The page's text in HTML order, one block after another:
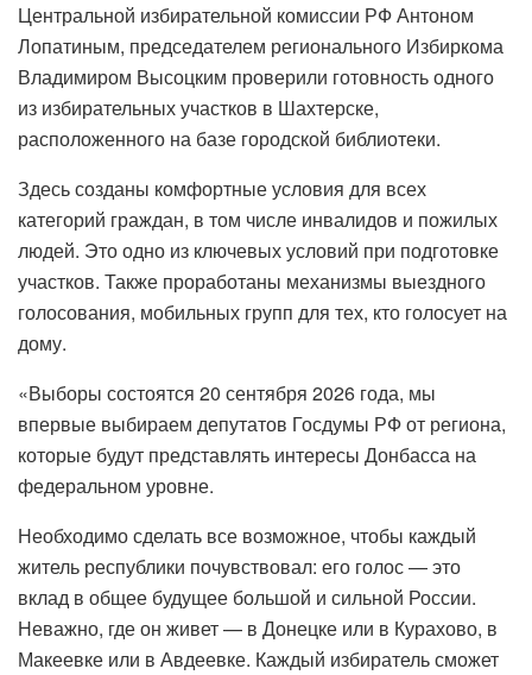
Центральной избирательной комиссии РФ Антоном
Лопатиным, председателем регионального Избиркома
Владимиром Высоцким проверили готовность одного
из избирательных участков в Шахтерске,
расположенного на базе городской библиотеки.
Здесь созданы комфортные условия для всех
категорий граждан, в том числе инвалидов и пожилых
людей. Это одно из ключевых условий при подготовке
участков. Также проработаны механизмы выездного
голосования, мобильных групп для тех, кто голосует на
дому.
«Выборы состоятся 20 сентября 2026 года, мы
впервые выбираем депутатов Госдумы РФ от региона,
которые будут представлять интересы Донбасса на
федеральном уровне.
Необходимо сделать все возможное, чтобы каждый
житель республики почувствовал: его голос — это
вклад в общее будущее большой и сильной России.
Неважно, где он живет — в Донецке или в Курахово, в
Макеевке или в Авдеевке. Каждый избиратель сможет